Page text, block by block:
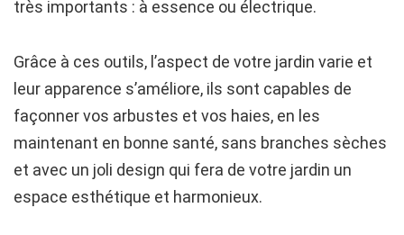
très importants : à essence ou électrique.
Grâce à ces outils, l’aspect de votre jardin varie et
leur apparence s’améliore, ils sont capables de
façonner vos arbustes et vos haies, en les
maintenant en bonne santé, sans branches sèches
et avec un joli design qui fera de votre jardin un
espace esthétique et harmonieux.